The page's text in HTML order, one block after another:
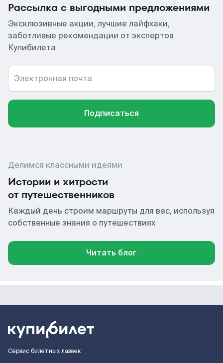
Рассылка с выгодными предложениями
Эксклюзивные акции, лучшие лайфхаки,
заботливые рекомендации от экспертов
Купибилета
Электронная почта
Подписаться
Делимся классными идеями
Истории и хитрости
от путешественников
Каждый день строим маршруты для вас, используя
собственные знания о путешествиях
Читать блог
Сервис билетных лазеек